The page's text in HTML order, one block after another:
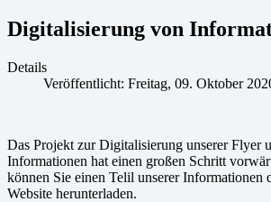
Digitalisierung von
Details
Veröffentlicht: Freitag, 09. Oktober
Das Projekt zur Digitalisierung unserer Flyer
Informationen hat einen großen Schritt
können Sie einen Telil unserer Informationen
Website herunterladen.